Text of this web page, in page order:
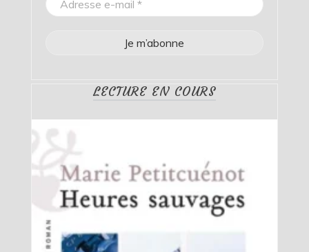
LECTURE EN COURS